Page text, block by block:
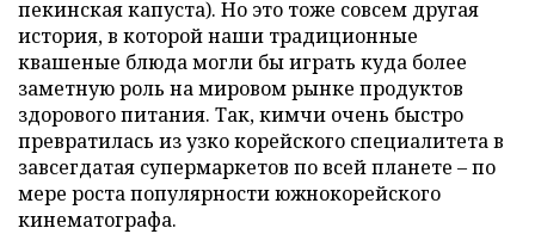
пекинская капуста). Но это тоже совсем другая
история, в которой наши традиционные
квашеные блюда могли бы играть куда более
заметную роль на мировом рынке продуктов
здорового питания. Так, кимчи очень быстро
превратилась из узко корейского специалитета в
завсегдатая супермаркетов по всей планете – по
мере роста популярности южнокорейского
кинематографа.